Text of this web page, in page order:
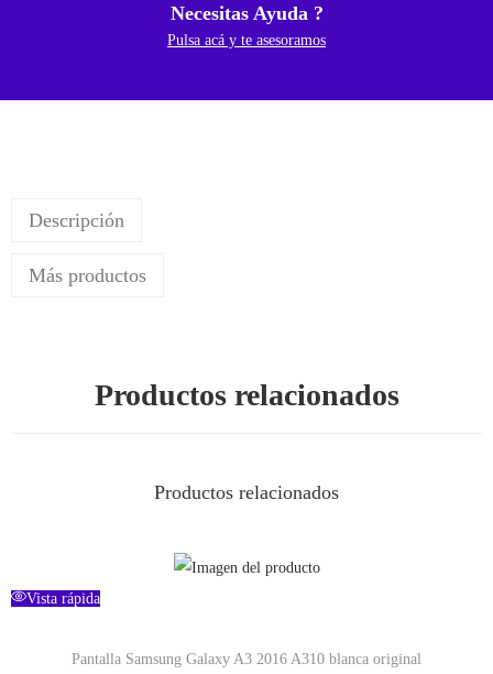
Necesitas Ayuda ?
Pulsa acá y te asesoramos
Descripción
Más productos
Productos relacionados
Productos relacionados
Vista rápida
Pantalla Samsung Galaxy A3 2016 A310 blanca original